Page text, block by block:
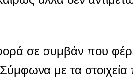
σε συμβάν που
με τα